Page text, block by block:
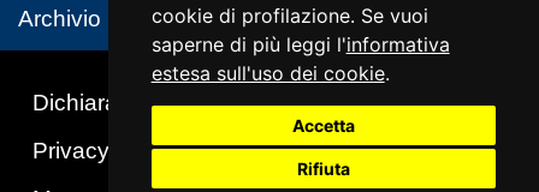
cookie di profilazione. Se vuoi
saperne di più leggi l'informativa
estesa sull'uso dei cookie.
Accetta
Rifiuta
Archivio
Dichiarazione di accessibilità
Privacy & Cookies Policy
Note legali